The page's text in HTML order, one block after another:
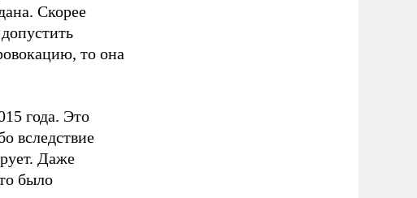
Скорее
то она
года. Это
вследствие
Даже
было